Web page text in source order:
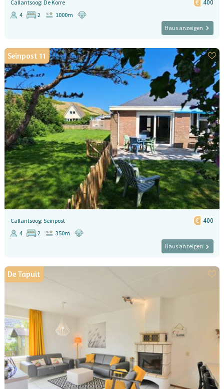
Callantsoog: De Korre 400
4 2
1000m
Haus anzeigen
Seinpost 11
Callantsoog: Seinpost 400
4 2
350m
Haus anzeigen
De Tapuit